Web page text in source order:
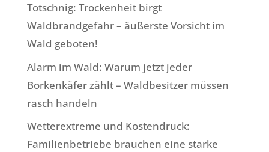
Totschnig: Trockenheit birgt
Waldbrandgefahr – äußerste Vorsicht im
Wald geboten!
Alarm im Wald: Warum jetzt jeder
Borkenkäfer zählt – Waldbesitzer müssen
rasch handeln
Wetterextreme und Kostendruck:
Familienbetriebe brauchen eine starke